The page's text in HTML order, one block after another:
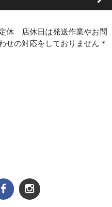
休 店休日は発送作業やお問
せの対応をしておりません＊